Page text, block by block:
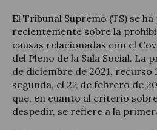
El Tribunal Supremo (TS) se
recientemente sobre la
causas relacionadas con el
del Pleno de la Sala Social. La
de diciembre de 2021, recurso
segunda, el 22 de febrero de
que, en cuanto al criterio
despedir, se refiere a la